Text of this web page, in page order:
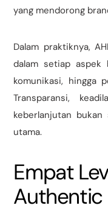
yang mendorong
Dalam praktiknya,
dalam setiap aspek
komunikasi, hingga
Transparansi,
keberlanjutan
utama.
Empat
Authentic